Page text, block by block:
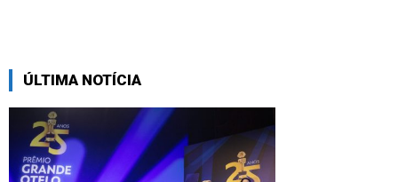
ÚLTIMA NOTÍCIA